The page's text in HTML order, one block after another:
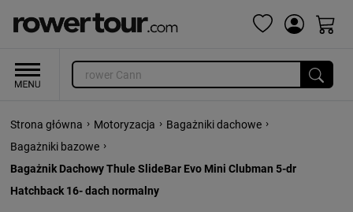
Strona główna › Motoryzacja › Bagażniki dachowe ›
Bagażniki bazowe ›
Bagażnik Dachowy Thule SlideBar Evo Mini Clubman 5-dr
Hatchback 16- dach normalny